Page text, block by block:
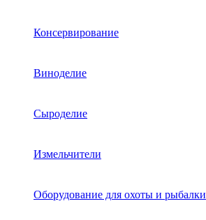
Консервирование
Виноделие
Сыроделие
Измельчители
Оборудование для охоты и рыбалки